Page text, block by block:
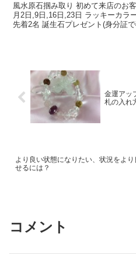
風水原石掴み取り 初めて来店のお
月2日,9日,16日,23日 ラッキーカラー無料診断 2月4日11日18日23日
先着2名 誕生石プレゼント(身分証で確認) グレードUP希望
金運アッ
札の入れ
より良い状態になりたい、状況をより
せるには？
コメント